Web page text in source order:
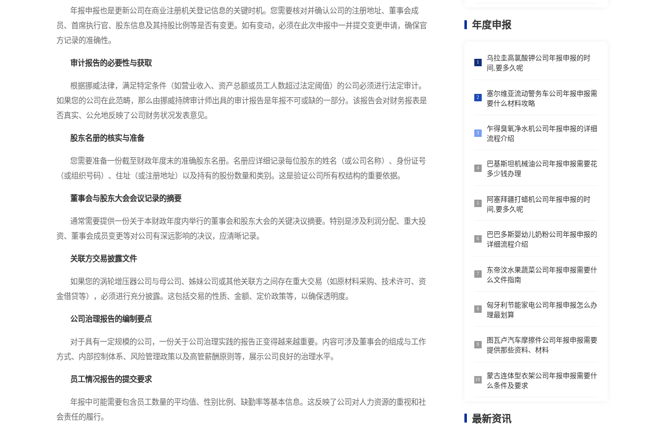
年报申报也是更新公司在商业注册机关登记信息的关键时机。您需要核对并确认公司的注册地址、董事会成
员、首席执行官、股东信息及其持股比例等是否有变更。如有变动，必须在此次申报中一并提交变更申请，确保官
方记录的准确性。
审计报告的必要性与获取
根据挪威法律，满足特定条件（如营业收入、资产总额或员工人数超过法定阈值）的公司必须进行法定审计。
如果您的公司在此范畴，那么由挪威持牌审计师出具的审计报告是年报不可或缺的一部分。该报告会对财务报表是
否真实、公允地反映了公司财务状况发表意见。
股东名册的核实与准备
您需要准备一份截至财政年度末的准确股东名册。名册应详细记录每位股东的姓名（或公司名称）、身份证号
（或组织号码）、住址（或注册地址）以及持有的股份数量和类别。这是验证公司所有权结构的重要依据。
董事会与股东大会会议记录的摘要
通常需要提供一份关于本财政年度内举行的董事会和股东大会的关键决议摘要。特别是涉及利润分配、重大投
资、董事会成员变更等对公司有深远影响的决议，应清晰记录。
关联方交易披露文件
如果您的涡轮增压器公司与母公司、姊妹公司或其他关联方之间存在重大交易（如原材料采购、技术许可、资
金借贷等），必须进行充分披露。这包括交易的性质、金额、定价政策等，以确保透明度。
公司治理报告的编制要点
对于具有一定规模的公司，一份关于公司治理实践的报告正变得越来越重要。内容可涉及董事会的组成与工作
方式、内部控制体系、风险管理政策以及高管薪酬原则等，展示公司良好的治理水平。
员工情况报告的提交要求
年报中可能需要包含员工数量的平均值、性别比例、缺勤率等基本信息。这反映了公司对人力资源的重视和社
会责任的履行。
年度申报
1
乌拉圭高氯酸钾公司年报申报的时
间,要多久呢
2
塞尔维亚流动警务车公司年报申报需
要什么材料攻略
3
乍得臭氧净水机公司年报申报的详细
流程介绍
4
巴基斯坦机械油公司年报申报需要花
多少钱办理
5
阿塞拜疆打蜡机公司年报申报的时
间,要多久呢
6
巴巴多斯婴幼儿奶粉公司年报申报的
详细流程介绍
7
东帝汶水果蔬菜公司年报申报需要什
么文件指南
8
匈牙利节能家电公司年报申报怎么办
理最划算
9
图瓦卢汽车摩擦件公司年报申报需要
提供那些资料、材料
10
蒙古连体型衣架公司年报申报需要什
么条件及要求
最新资讯